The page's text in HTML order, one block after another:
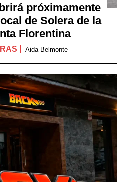
próximamente
de Solera de la
Florentina
Aida Belmonte